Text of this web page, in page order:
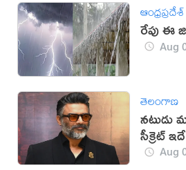
ఆంధ్రప్రదేశ్
రేపు ఈ
Aug
తెలంగాణ
నటుడు
సీక్రెట్
Aug